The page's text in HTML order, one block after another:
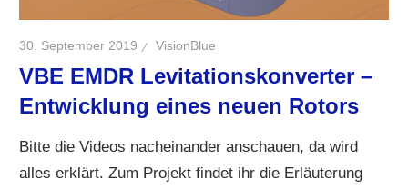
30. September 2019 VisionBlue
VBE EMDR Levitationskonverter –
Entwicklung eines neuen Rotors
Bitte die Videos nacheinander anschauen, da wird
alles erklärt. Zum Projekt findet ihr die Erläuterung